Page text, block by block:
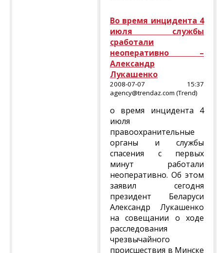
Во время инцидента 4
июля службы
сработали
неоперативно –
Александр
Лукашенко
2008-07-07 15:37
agency@trendaz.com (Trend)
о время инцидента 4
июля
правоохранительные
органы и службы
спасения с первых
минут работали
неоперативно. Об этом
заявил сегодня
президент Беларуси
Александр Лукашенко
на совещании о ходе
расследования
чрезвычайного
происшествия в Минске